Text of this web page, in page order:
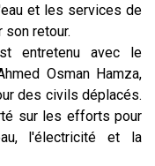
et les services de
retour.
entretenu avec le
Osman Hamza,
des civils déplacés.
sur les efforts pour
l'électricité et la